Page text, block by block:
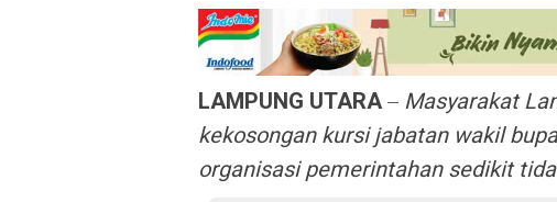
LAMPUNG UTARA– Masyarakat
kekosongan kursi jabatan wakil
organisasi pemerintahan sedikit